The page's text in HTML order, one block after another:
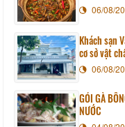
06/08/
Khách sạn
cơ sở vật
06/08/
GỎI GÀ
NƯỚC